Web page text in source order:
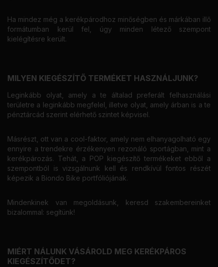
Ha mindez még a kerékpárodhoz minőségben és márkában illő
formátumban kerül fel, úgy minden létező szempont
kielégítésre került.
MILYEN KIEGÉSZÍTŐ TERMÉKET HASZNÁLJUNK?
Leginkább olyat, amely a te általad preferált felhasználási
területre a leginkább megfelel, illetve olyat, amely árban is a te
pénztárcád szerint elérhető szintet képvisel.
Másrészt, ott van a cool-faktor, amely nem elhanyagolható egy
ennyire a trendekre érzékenyen rezonáló sportágban, mint a
kerékpározás. Tehát, a POP kiegészítő termékeket ebből a
szempontból is vizsgálnunk kell és rendkívül fontos részét
képezik a Biondo Bike portfóliójának.
Mindenkinek van megoldásunk, keresd szakembereinket
bizalommal: segítünk!
MIÉRT NÁLUNK VÁSÁROLD MEG KERÉKPÁROS
KIEGÉSZÍTŐDET?